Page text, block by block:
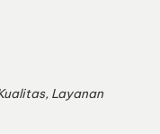
Layanan